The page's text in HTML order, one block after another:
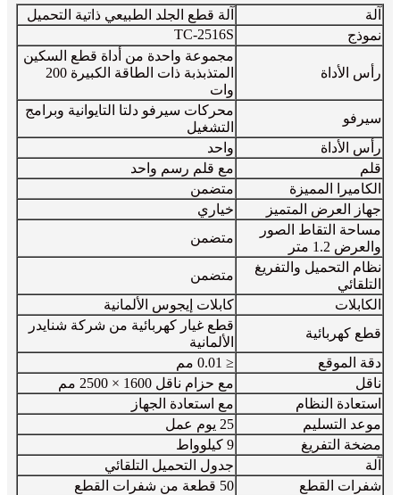
آلة
آلة قطع الجلد الطبيعي ذاتية التحميل
نموذج
TC-2516S
رأس الأداة
مجموعة واحدة من أداة قطع السكين
المتذبذبة ذات الطاقة الكبيرة 200
وات
سيرفو
محركات سيرفو دلتا التايوانية وبرامج
التشغيل
رأس الأداة
واحد
قلم
مع قلم رسم واحد
الكاميرا المميزة
متضمن
جهاز العرض المتميز
خياري
مساحة التقاط الصور
والعرض 1.2 متر
متضمن
نظام التحميل والتفريغ
التلقائي
متضمن
الكابلات
كابلات إيجوس الألمانية
قطع كهربائية
قطع غيار كهربائية من شركة شنايدر
الألمانية
دقة الموقع
≤ 0.01 مم
ناقل
مع حزام ناقل 1600 × 2500 مم
استعادة النظام
مع استعادة الجهاز
موعد التسليم
25 يوم عمل
مضخة التفريغ
9 كيلوواط
آلة
جدول التحميل التلقائي
شفرات القطع
50 قطعة من شفرات القطع